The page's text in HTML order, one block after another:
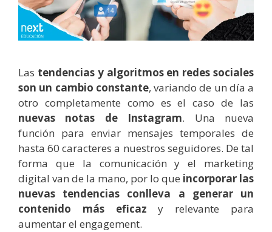
Las tendencias y algoritmos en redes sociales
son un cambio constante, variando de un día a
otro completamente como es el caso de las
nuevas notas de Instagram. Una nueva
función para enviar mensajes temporales de
hasta 60 caracteres a nuestros seguidores. De tal
forma que la comunicación y el marketing
digital van de la mano, por lo que incorporar las
nuevas tendencias conlleva a generar un
contenido más eficaz y relevante para
aumentar el engagement.